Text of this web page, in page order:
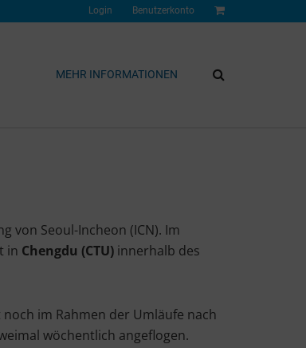
Login Benutzerkonto
MEHR INFORMATIONEN
von Seoul-Incheon (ICN). Im
in Chengdu (CTU) innerhalb des
im Rahmen der Umläufe nach
wöchentlich angeflogen.